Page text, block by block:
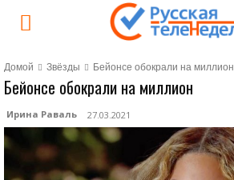
Домой Звёзды Бейонсе обокрали на миллион
Бейонсе обокрали на миллион
Ирина Раваль 27.03.2021